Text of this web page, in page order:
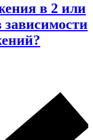
в 2 или
зависимости